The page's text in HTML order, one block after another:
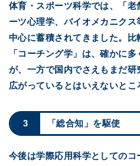
体育・スポーツ科学では、「
ーツ心理学、バイオメカニク
中心に蓄積されてきました。
「コーチング学」は、確かに
が、一方で国内でさえもまだ
広がっているとはいえないとこ
3 「総合知」を駆使
今後は学際応用科学としての